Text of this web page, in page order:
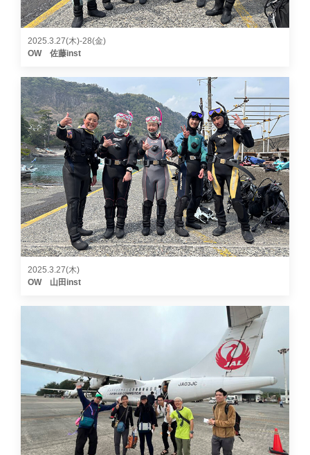
2025.3.27(木)-28(金)
OW 佐藤inst
2025.3.27(木)
OW 山田inst